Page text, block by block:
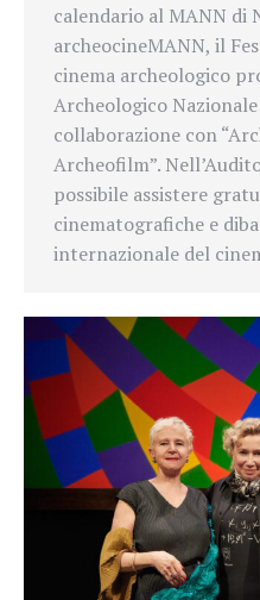
calendario al MANN di
archeocineMANN, il
cinema archeologico
Archeologico
collaborazione con
Archeofilm”.
possibile assistere
cinematografiche e
internazionale del